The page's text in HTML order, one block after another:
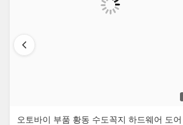
오토바이 부품 황동 수도꼭지 하드웨어 도